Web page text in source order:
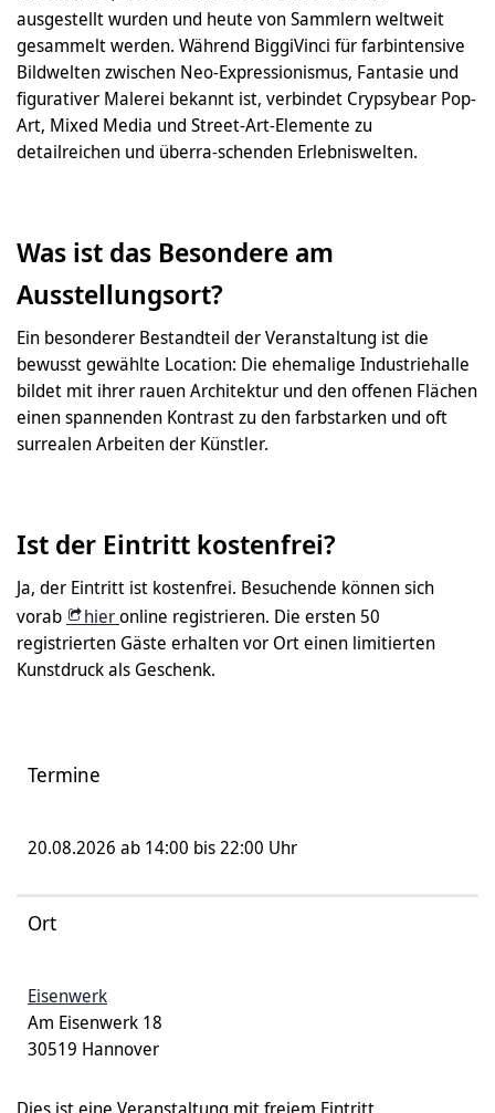
ausgestellt wurden und heute von Sammlern weltweit
gesammelt werden. Während BiggiVinci für farbintensive
Bildwelten zwischen Neo-Expressionismus, Fantasie und
figurativer Malerei bekannt ist, verbindet Crypsybear Pop-
Art, Mixed Media und Street-Art-Elemente zu
detailreichen und überra-schenden Erlebniswelten.
Was ist das Besondere am
Ausstellungsort?
Ein besonderer Bestandteil der Veranstaltung ist die
bewusst gewählte Location: Die ehemalige Industriehalle
bildet mit ihrer rauen Architektur und den offenen Flächen
einen spannenden Kontrast zu den farbstarken und oft
surrealen Arbeiten der Künstler.
Ist der Eintritt kostenfrei?
Ja, der Eintritt ist kostenfrei. Besuchende können sich
vorab
hieronline registrieren. Die ersten 50
registrierten Gäste erhalten vor Ort einen limitierten
Kunstdruck als Geschenk.
Termine
20.08.2026 ab 14:00 bis 22:00 Uhr
Ort
Eisenwerk
Am Eisenwerk 18
30519 Hannover